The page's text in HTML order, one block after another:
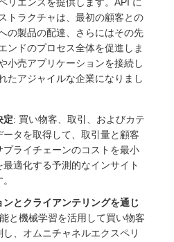
トラクチャは、最初の顧客との
の製品の配達、さらにはその先
ンドのプロセス全体を促進しま
小売アプリケーションを接続し
たアジャイルな企業になりまし
定: 買い物客、取引、およびカテ
ータを取得して、取引量と顧客
ライチェーンのコストを最小
適化する予測的なインサイト
とクライアンテリングを通じ
と機械学習を活用して買い物客
、オムニチャネルエクスペリ